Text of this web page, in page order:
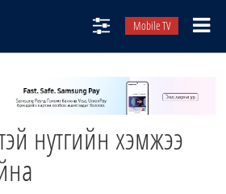
Mobile TV
нутгийн хэмжээ